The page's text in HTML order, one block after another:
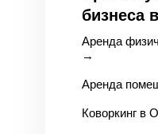
бизнеса
Аренда
→
Аренда
Коворкинг в